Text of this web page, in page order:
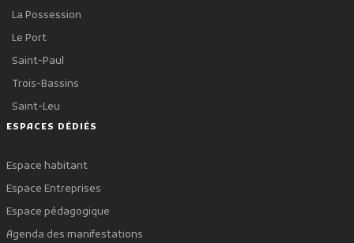
La Possession
Le Port
Saint-Paul
Trois-Bassins
Saint-Leu
ESPACES DÉDIÉS
Espace habitant
Espace Entreprises
Espace pédagogique
Agenda des manifestations